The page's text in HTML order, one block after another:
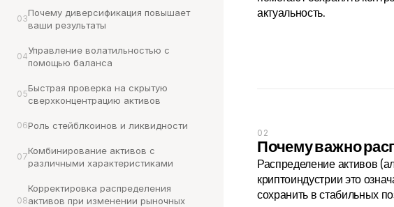
03
Почему диверсификация повышает
ваши результаты
04
Управление волатильностью с
помощью баланса
05
Быстрая проверка на скрытую
сверхконцентрацию активов
06Роль стейблкоинов и ликвидности
07
Комбинирование активов с
различными характеристиками
08
Корректировка распределения
активов при изменении рыночных
актуальность.
02
Почему важно
Распределение активов
криптоиндустрии это
сохранить в стабильных